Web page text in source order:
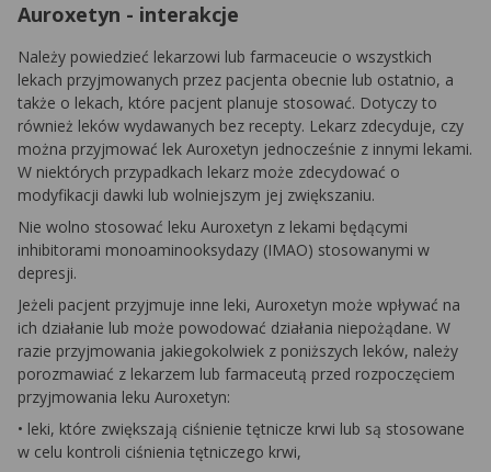
Auroxetyn - interakcje
Należy powiedzieć lekarzowi lub farmaceucie o wszystkich
lekach przyjmowanych przez pacjenta obecnie lub ostatnio, a
także o lekach, które pacjent planuje stosować. Dotyczy to
również leków wydawanych bez recepty. Lekarz zdecyduje, czy
można przyjmować lek Auroxetyn jednocześnie z innymi lekami.
W niektórych przypadkach lekarz może zdecydować o
modyfikacji dawki lub wolniejszym jej zwiększaniu.
Nie wolno stosować leku Auroxetyn z lekami będącymi
inhibitorami monoaminooksydazy (IMAO) stosowanymi w
depresji.
Jeżeli pacjent przyjmuje inne leki, Auroxetyn może wpływać na
ich działanie lub może powodować działania niepożądane. W
razie przyjmowania jakiegokolwiek z poniższych leków, należy
porozmawiać z lekarzem lub farmaceutą przed rozpoczęciem
przyjmowania leku Auroxetyn:
• leki, które zwiększają ciśnienie tętnicze krwi lub są stosowane
w celu kontroli ciśnienia tętniczego krwi,